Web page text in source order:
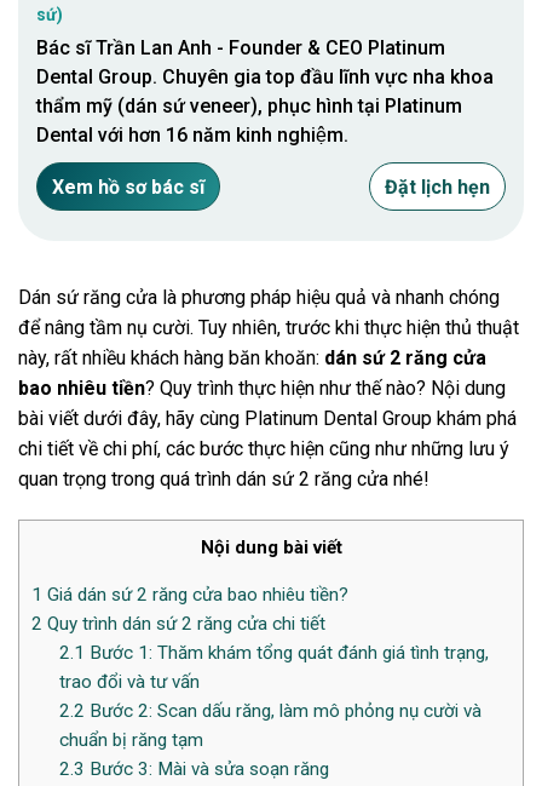
sứ)
Bác sĩ Trần Lan Anh - Founder & CEO Platinum
Dental Group. Chuyên gia top đầu lĩnh vực nha khoa
thẩm mỹ (dán sứ veneer), phục hình tại Platinum
Dental với hơn 16 năm kinh nghiệm.
Xem hồ sơ bác sĩ Đặt lịch hẹn
Dán sứ răng cửa là phương pháp hiệu quả và nhanh chóng
để nâng tầm nụ cười. Tuy nhiên, trước khi thực hiện thủ thuật
này, rất nhiều khách hàng băn khoăn: dán sứ 2 răng cửa
bao nhiêu tiền? Quy trình thực hiện như thế nào? Nội dung
bài viết dưới đây, hãy cùng Platinum Dental Group khám phá
chi tiết về chi phí, các bước thực hiện cũng như những lưu ý
quan trọng trong quá trình dán sứ 2 răng cửa nhé!
Nội dung bài viết
1 Giá dán sứ 2 răng cửa bao nhiêu tiền?
2 Quy trình dán sứ 2 răng cửa chi tiết
2.1 Bước 1: Thăm khám tổng quát đánh giá tình trạng,
trao đổi và tư vấn
2.2 Bước 2: Scan dấu răng, làm mô phỏng nụ cười và
chuẩn bị răng tạm
2.3 Bước 3: Mài và sửa soạn răng